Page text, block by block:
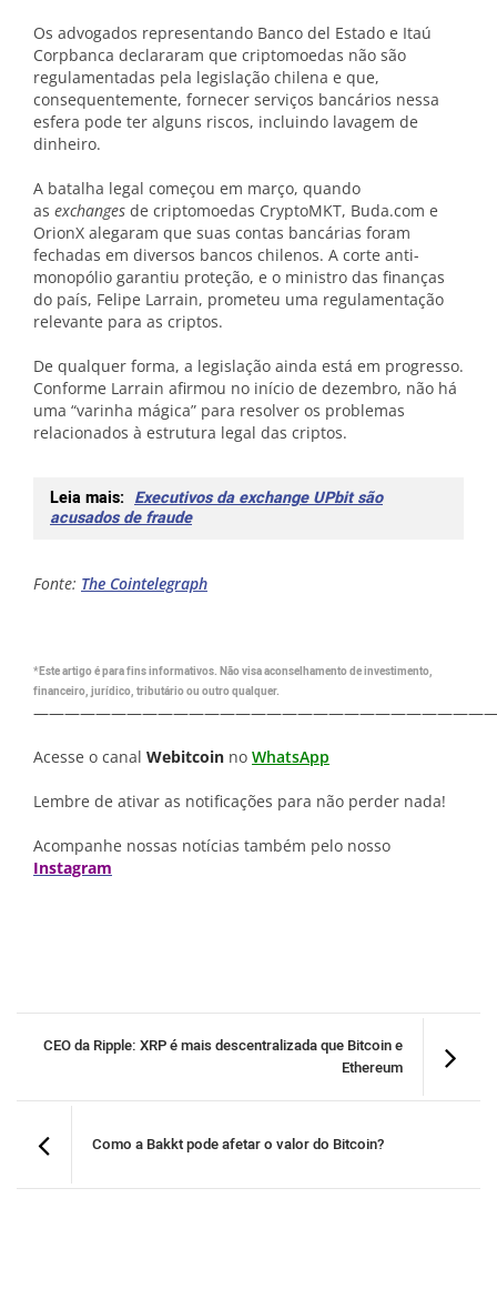
Os advogados representando Banco del Estado e Itaú
Corpbanca declararam que criptomoedas não são
regulamentadas pela legislação chilena e que,
consequentemente, fornecer serviços bancários nessa
esfera pode ter alguns riscos, incluindo lavagem de
dinheiro.
A batalha legal começou em março, quando
as exchanges de criptomoedas CryptoMKT, Buda.com e
OrionX alegaram que suas contas bancárias foram
fechadas em diversos bancos chilenos. A corte anti-
monopólio garantiu proteção, e o ministro das finanças
do país, Felipe Larrain, prometeu uma regulamentação
relevante para as criptos.
De qualquer forma, a legislação ainda está em progresso.
Conforme Larrain afirmou no início de dezembro, não há
uma “varinha mágica” para resolver os problemas
relacionados à estrutura legal das criptos.
Leia mais: Executivos da exchange UPbit são
acusados de fraude
Fonte: The Cointelegraph
*Este artigo é para fins informativos. Não visa aconselhamento de investimento,
financeiro, jurídico, tributário ou outro qualquer.
Acesse o canal Webitcoin no WhatsApp
Lembre de ativar as notificações para não perder nada!
Acompanhe nossas notícias também pelo nosso
Instagram
CEO da Ripple: XRP é mais descentralizada que Bitcoin e
Ethereum
Como a Bakkt pode afetar o valor do Bitcoin?